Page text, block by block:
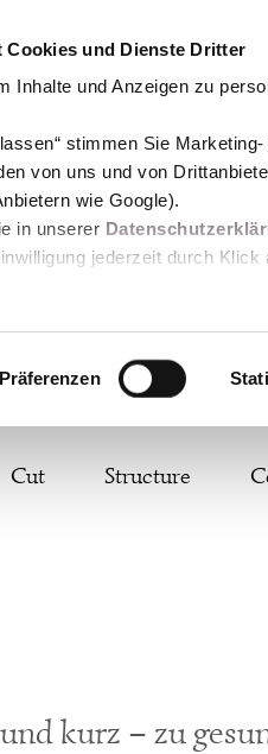
Cookies und Dienste Dritter
Inhalte und Anzeigen zu
stimmen Sie
von uns und von
wie Google).
in unserer
jederzeit durch
Präferenzen
Cut Structure
kurz – zu